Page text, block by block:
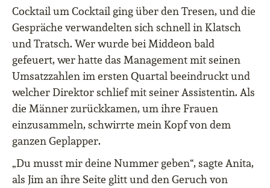
Cocktail um Cocktail ging über den Tresen, und die
Gespräche verwandelten sich schnell in Klatsch
und Tratsch. Wer wurde bei Middeon bald
gefeuert, wer hatte das Management mit seinen
Umsatzzahlen im ersten Quartal beeindruckt und
welcher Direktor schlief mit seiner Assistentin. Als
die Männer zurückkamen, um ihre Frauen
einzusammeln, schwirrte mein Kopf von dem
ganzen Geplapper.
„Du musst mir deine Nummer geben“, sagte Anita,
als Jim an ihre Seite glitt und den Geruch von